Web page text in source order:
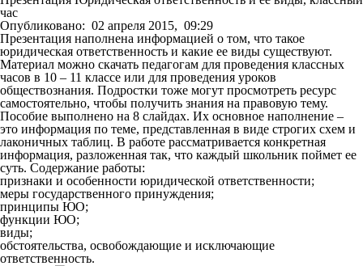
час
Опубликовано: 02 апреля 2015, 09:29
Презентация наполнена информацией о том, что такое
юридическая ответственность и какие ее виды существуют.
Материал можно скачать педагогам для проведения классных
часов в 10 – 11 классе или для проведения уроков
обществознания. Подростки тоже могут просмотреть ресурс
самостоятельно, чтобы получить знания на правовую тему.
Пособие выполнено на 8 слайдах. Их основное наполнение –
это информация по теме, представленная в виде строгих схем и
лаконичных таблиц. В работе рассматривается конкретная
информация, разложенная так, что каждый школьник поймет ее
суть. Содержание работы:
признаки и особенности юридической ответственности;
меры государственного принуждения;
принципы ЮО;
функции ЮО;
виды;
обстоятельства, освобождающие и исключающие
ответственность.